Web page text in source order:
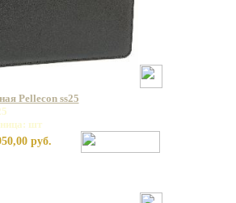
Pellecon ss25
шт
руб.